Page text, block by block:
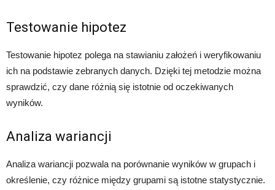
Testowanie hipotez
Testowanie hipotez polega na stawianiu założeń i weryfikowaniu
ich na podstawie zebranych danych. Dzięki tej metodzie można
sprawdzić, czy dane różnią się istotnie od oczekiwanych
wyników.
Analiza wariancji
Analiza wariancji pozwala na porównanie wyników w grupach i
określenie, czy różnice między grupami są istotne statystycznie.